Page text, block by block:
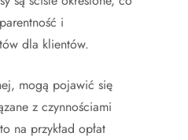
i
dla klientów.
mogą pojawić się
z czynnościami
na przykład opłat